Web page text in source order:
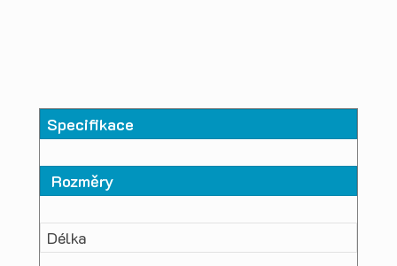
Specifikace
Rozměry
Délka